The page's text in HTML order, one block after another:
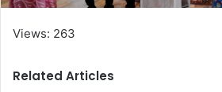
Views: 263
Related Articles